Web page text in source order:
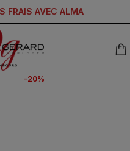
FRAIS AVEC ALMA
-20%